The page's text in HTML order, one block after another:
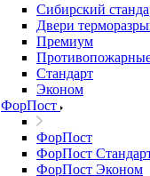
Сибирский
Двери
Премиум
Стандарт
Эконом
ФорПост
ФорПост
ФорПост
ФорПост Эконом